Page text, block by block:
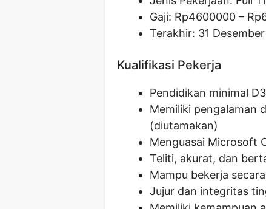
Gaji: Rp4600000 – Rp
Terakhir: 31
Kualifikasi Pekerja
Pendidikan minimal
Memiliki pengalaman
(diutamakan)
Menguasai Microsoft
Teliti, akurat, dan
Mampu bekerja
Jujur dan integritas